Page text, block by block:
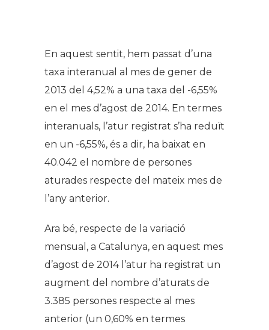
En aquest sentit, hem passat d’una
taxa interanual al mes de gener de
2013 del 4,52% a una taxa del -6,55%
en el mes d’agost de 2014. En termes
interanuals, l’atur registrat s’ha reduït
en un -6,55%, és a dir, ha baixat en
40.042 el nombre de persones
aturades respecte del mateix mes de
l’any anterior.
Ara bé, respecte de la variació
mensual, a Catalunya, en aquest mes
d’agost de 2014 l’atur ha registrat un
augment del nombre d’aturats de
3.385 persones respecte al mes
anterior (un 0,60% en termes